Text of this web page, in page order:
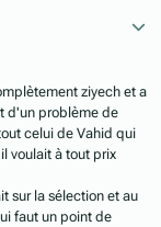
ziyech et a
d'un problème de
celui de Vahid qui
voulait à tout prix
sur la sélection et au
faut un point de